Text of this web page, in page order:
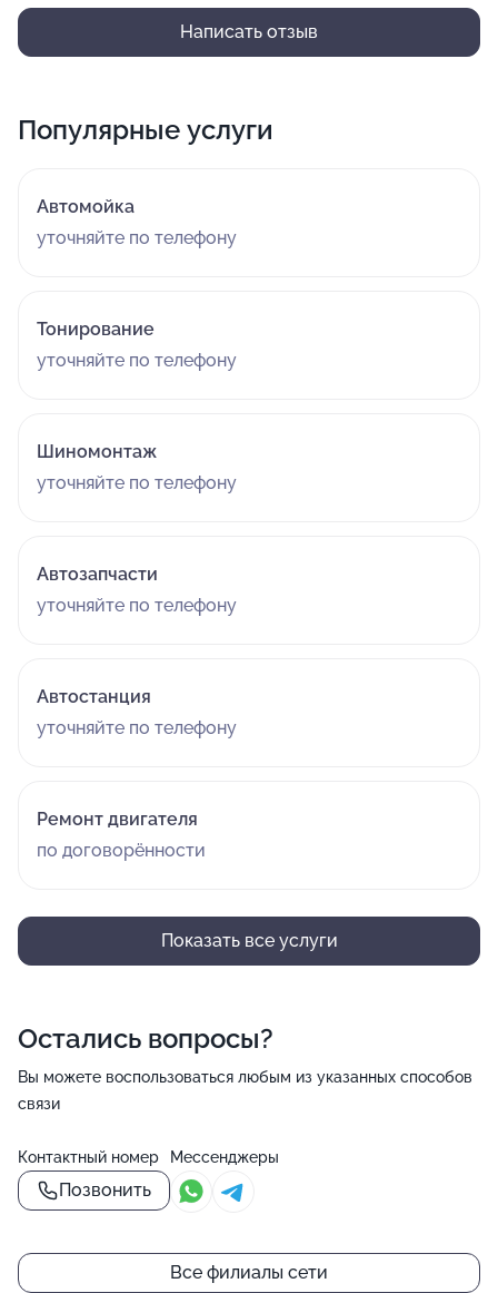
Написать отзыв
Популярные услуги
Автомойка
уточняйте по телефону
Тонирование
уточняйте по телефону
Шиномонтаж
уточняйте по телефону
Автозапчасти
уточняйте по телефону
Автостанция
уточняйте по телефону
Ремонт двигателя
по договорённости
Показать все услуги
Остались вопросы?
Вы можете воспользоваться любым из указанных способов
связи
Контактный номер
Позвонить
Мессенджеры
Все филиалы сети